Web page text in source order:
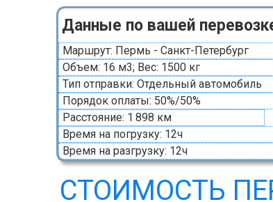
Данные по вашей
Маршрут: Пермь - Санкт-Петербург
Объем: 16 м3; Вес: 1500 кг
Тип отправки: Отдельный автомобиль
Порядок оплаты: 50%/50%
Расстояние: 1 898 км
Время на погрузку: 12ч
Время на разгрузку: 12ч
СТОИМОСТЬ